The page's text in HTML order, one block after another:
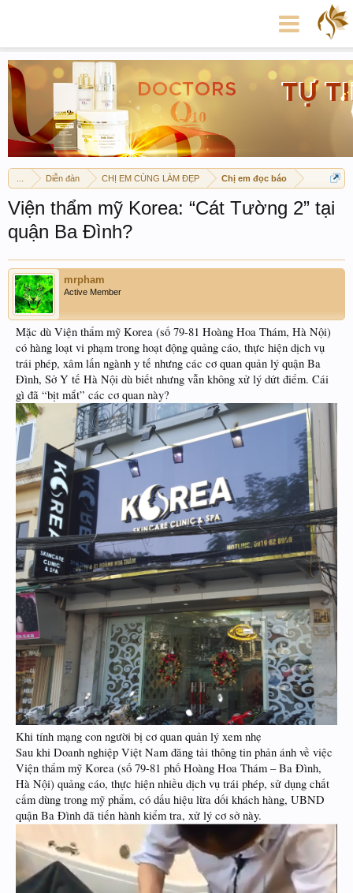
Diễn đàn CHỊ EM CÙNG LÀM ĐẸP Chị em đọc báo
Viện thẩm mỹ Korea: “Cát Tường 2” tại
quận Ba Đình?
mrpham
Active Member
Mặc dù Viện thẩm mỹ Korea (số 79-81 Hoàng Hoa Thám, Hà Nội)
có hàng loạt vi phạm trong hoạt động quảng cáo, thực hiện dịch vụ
trái phép, xâm lấn ngành y tế nhưng các cơ quan quản lý quận Ba
Đình, Sở Y tế Hà Nội dù biết nhưng vẫn không xử lý dứt điểm. Cái
gì đã “bịt mắt” các cơ quan này?
Khi tính mạng con người bị cơ quan quản lý xem nhẹ
Sau khi Doanh nghiệp Việt Nam đăng tải thông tin phản ánh về việc
Viện thẩm mỹ Korea (số 79-81 phố Hoàng Hoa Thám – Ba Đình,
Hà Nội) quảng cáo, thực hiện nhiều dịch vụ trái phép, sử dụng chất
cấm dùng trong mỹ phẩm, có dấu hiệu lừa dối khách hàng, UBND
quận Ba Đình đã tiến hành kiểm tra, xử lý cơ sở này.